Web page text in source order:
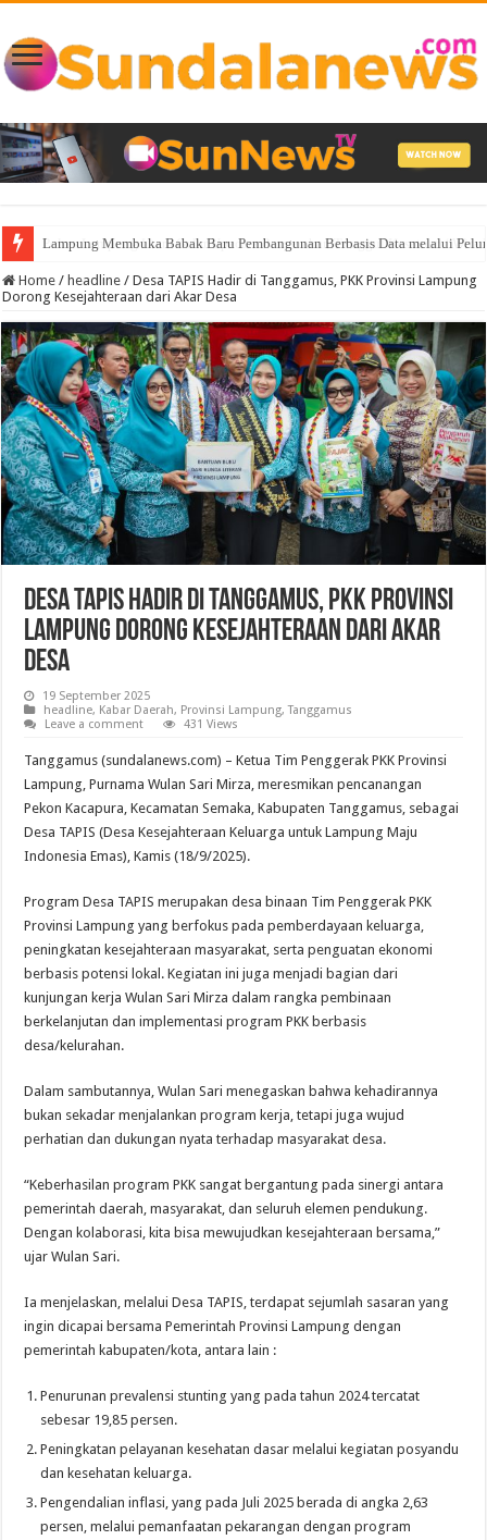
Lampung Membuka Babak Baru Pembangunan Berbasis Data melalui
Home / headline / Desa TAPIS Hadir di Tanggamus, PKK Provinsi Lampung
Dorong Kesejahteraan dari Akar Desa
Desa TAPIS Hadir di Tanggamus, PKK Provinsi
Lampung Dorong Kesejahteraan dari Akar
Desa
19 September 2025
headline, Kabar Daerah, Provinsi Lampung,Tanggamus
Leave a comment
431 Views
Tanggamus (sundalanews.com) – Ketua Tim Penggerak PKK Provinsi
Lampung, Purnama Wulan Sari Mirza, meresmikan pencanangan
Pekon Kacapura, Kecamatan Semaka, Kabupaten Tanggamus, sebagai
Desa TAPIS (Desa Kesejahteraan Keluarga untuk Lampung Maju
Indonesia Emas), Kamis (18/9/2025).
Program Desa TAPIS merupakan desa binaan Tim Penggerak PKK
Provinsi Lampung yang berfokus pada pemberdayaan keluarga,
peningkatan kesejahteraan masyarakat, serta penguatan ekonomi
berbasis potensi lokal. Kegiatan ini juga menjadi bagian dari
kunjungan kerja Wulan Sari Mirza dalam rangka pembinaan
berkelanjutan dan implementasi program PKK berbasis
desa/kelurahan.
Dalam sambutannya, Wulan Sari menegaskan bahwa kehadirannya
bukan sekadar menjalankan program kerja, tetapi juga wujud
perhatian dan dukungan nyata terhadap masyarakat desa.
“Keberhasilan program PKK sangat bergantung pada sinergi antara
pemerintah daerah, masyarakat, dan seluruh elemen pendukung.
Dengan kolaborasi, kita bisa mewujudkan kesejahteraan bersama,”
ujar Wulan Sari.
Ia menjelaskan, melalui Desa TAPIS, terdapat sejumlah sasaran yang
ingin dicapai bersama Pemerintah Provinsi Lampung dengan
pemerintah kabupaten/kota, antara lain :
Penurunan prevalensi stunting yang pada tahun 2024 tercatat
sebesar 19,85 persen.
Peningkatan pelayanan kesehatan dasar melalui kegiatan posyandu
dan kesehatan keluarga.
Pengendalian inflasi, yang pada Juli 2025 berada di angka 2,63
persen, melalui pemanfaatan pekarangan dengan program